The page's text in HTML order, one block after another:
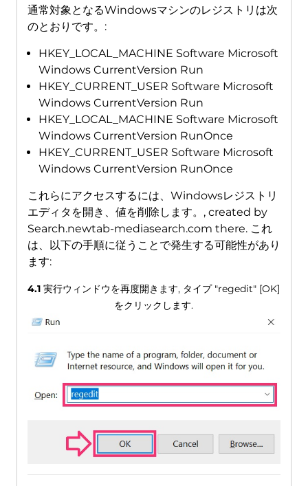
通常対象となるWindowsマシンのレジストリは次
のとおりです。:
HKEY_LOCAL_MACHINE Software Microsoft
Windows CurrentVersion Run
HKEY_CURRENT_USER Software Microsoft
Windows CurrentVersion Run
HKEY_LOCAL_MACHINE Software Microsoft
Windows CurrentVersion RunOnce
HKEY_CURRENT_USER Software Microsoft
Windows CurrentVersion RunOnce
これらにアクセスするには、Windowsレジストリ
エディタを開き、値を削除します。, created by
Search.newtab-mediasearch.com there. これ
は、以下の手順に従うことで発生する可能性があり
ます:
4.1 実行ウィンドウを再度開きます, タイプ "regedit" [OK]
をクリックします.